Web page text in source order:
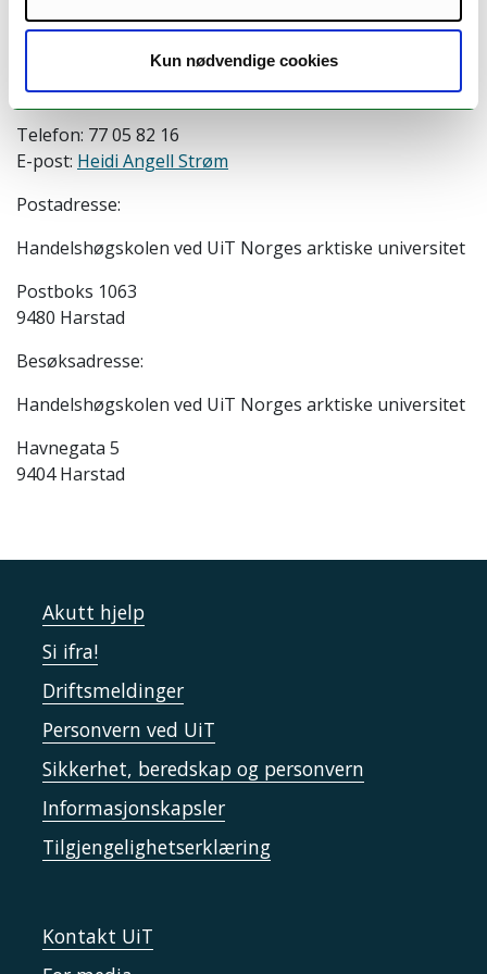
Kun nødvendige cookies
Kontakt:
Telefon: 77 05 82 04
E-post:Grete Hagebakken
Telefon: 77 05 82 16
E-post: Heidi Angell Strøm
Postadresse:
Handelshøgskolen ved UiT Norges arktiske universitet
Postboks 1063
9480 Harstad
Besøksadresse:
Handelshøgskolen ved UiT Norges arktiske universitet
Havnegata 5
9404 Harstad
Akutt hjelp
Si ifra!
Driftsmeldinger
Personvern ved UiT
Sikkerhet, beredskap og personvern
Informasjonskapsler
Tilgjengelighetserklæring
Kontakt UiT